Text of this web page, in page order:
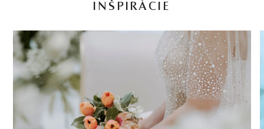
INŠPIRÁCIE